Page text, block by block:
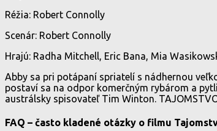
Réžia: Robert Connolly
Scenár: Robert Connolly
Hrajú: Radha Mitchell, Eric Bana, Mia
Abby sa pri potápaní spriatelí s nádhernou
postaví sa na odpor komerčným rybárom a
austrálsky spisovateľ Tim Winton.
FAQ – často kladené otázky o filmu